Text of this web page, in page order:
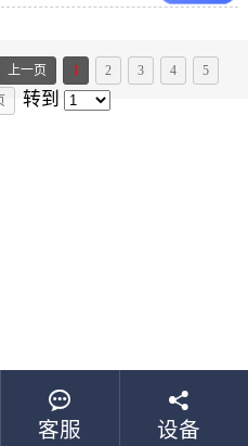
上一页 1 2 3 4
5
转到

客服

设备